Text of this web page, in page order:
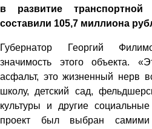
в развитие транспортной
составили 105,7 миллиона
Губернатор Георгий
значимость этого объекта.
асфальт, это жизненный нерв
школу, детский сад,
культуры и другие
проект был выбран